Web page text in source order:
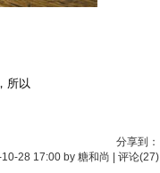
所以
分享到：
28 17:00 by 糖和尚 | 评论(27)